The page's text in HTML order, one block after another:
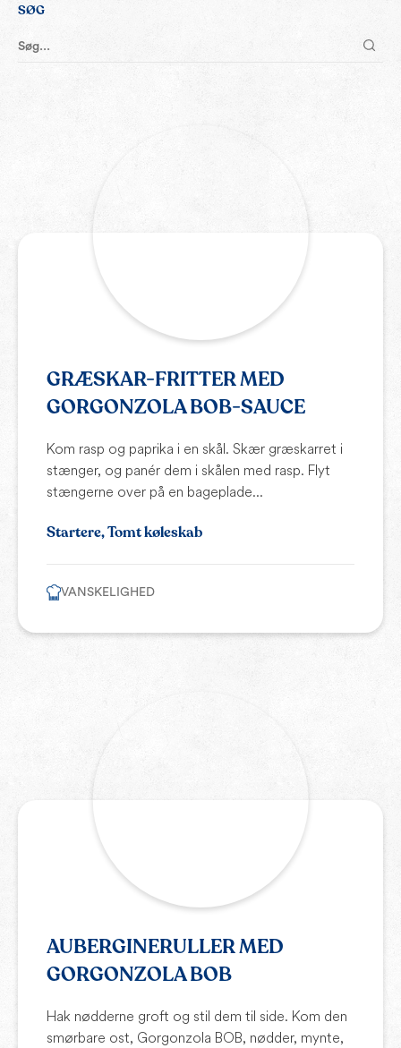
SØG
GRÆSKAR-FRITTER MED
GORGONZOLA BOB-SAUCE
Kom rasp og paprika i en skål. Skær græskarret i
stænger, og panér dem i skålen med rasp. Flyt
stængerne over på en bageplade...
Startere, Tomt køleskab
VANSKELIGHED
AUBERGINERULLER MED
GORGONZOLA BOB
Hak nødderne groft og stil dem til side. Kom den
smørbare ost, Gorgonzola BOB, nødder, mynte,